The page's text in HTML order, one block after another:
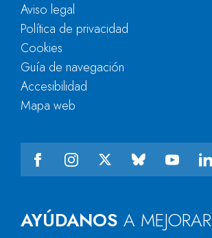
AYÚDANOS A MEJORAR
Aviso legal
Política de privacidad
Cookies
Guía de navegación
Accesibilidad
Mapa web